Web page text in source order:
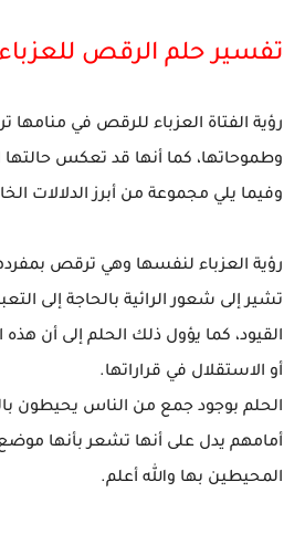
تفسير حلم الرقص
رؤية الفتاة العزباء للرقص في منامها
وطموحاتها، كما أنها قد تعكس حالتها
وفيما يلي مجموعة من أبرز الدلالات
رؤية العزباء لنفسها وهي ترقص
تشير إلى شعور الرائية بالحاجة إلى
القيود، كما يؤول ذلك الحلم إلى أن
أو الاستقلال في قراراتها.
الحلم بوجود جمع من الناس يحيطون
أمامهم يدل على أنها تشعر بأنها موضع
المحيطين بها والله أعلم.